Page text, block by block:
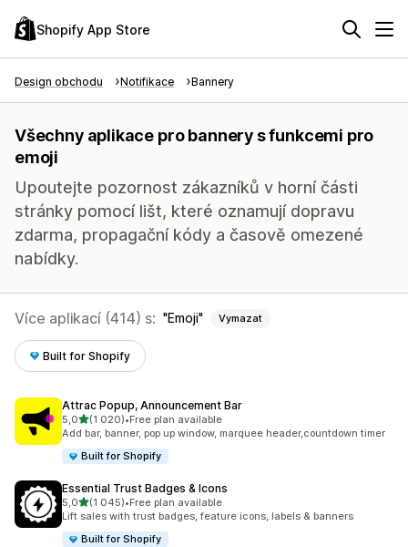
Shopify App Store
Design obchodu Notifikace Bannery
Všechny aplikace pro bannery s funkcemi pro
emoji
Upoutejte pozornost zákazníků v horní části
stránky pomocí lišt, které oznamují dopravu
zdarma, propagační kódy a časově omezené
nabídky.
Více aplikací (414) s: Emoji Vymazat
Built for Shopify
Attrac Popup, Announcement Bar
5,0z 5 hvězd
(1 020)
Celkový počet recenzí: 1020
•Free plan available
Add bar, banner, pop up window, marquee header,countdown timer
Built for Shopify
Essential Trust Badges & Icons
5,0z 5 hvězd
(1 045)
Celkový počet recenzí: 1045
•Free plan available
Lift sales with trust badges, feature icons, labels & banners
Built for Shopify